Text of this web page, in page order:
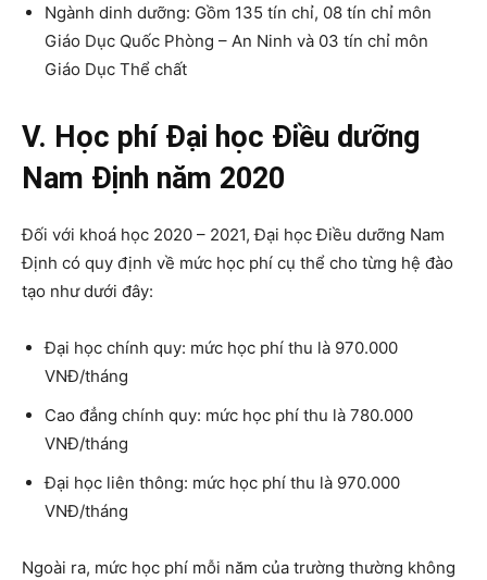
Ngành dinh dưỡng: Gồm 135 tín chỉ, 08 tín chỉ môn
Giáo Dục Quốc Phòng – An Ninh và 03 tín chỉ môn
Giáo Dục Thể chất
V. Học phí Đại học Điều dưỡng
Nam Định năm 2020
Đối với khoá học 2020 – 2021, Đại học Điều dưỡng Nam
Định có quy định về mức học phí cụ thể cho từng hệ đào
tạo như dưới đây:
Đại học chính quy: mức học phí thu là 970.000
VNĐ/tháng
Cao đẳng chính quy: mức học phí thu là 780.000
VNĐ/tháng
Đại học liên thông: mức học phí thu là 970.000
VNĐ/tháng
Ngoài ra, mức học phí mỗi năm của trường thường không